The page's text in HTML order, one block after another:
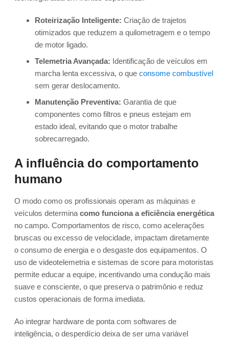
Roteirização Inteligente: Criação de trajetos
otimizados que reduzem a quilometragem e o tempo
de motor ligado.
Telemetria Avançada: Identificação de veículos em
marcha lenta excessiva, o que consome combustível
sem gerar deslocamento.
Manutenção Preventiva: Garantia de que
componentes como filtros e pneus estejam em
estado ideal, evitando que o motor trabalhe
sobrecarregado.
A influência do comportamento
humano
O modo como os profissionais operam as máquinas e
veículos determina como funciona a eficiência energética
no campo. Comportamentos de risco, como acelerações
bruscas ou excesso de velocidade, impactam diretamente
o consumo de energia e o desgaste dos equipamentos. O
uso de videotelemetria e sistemas de score para motoristas
permite educar a equipe, incentivando uma condução mais
suave e consciente, o que preserva o patrimônio e reduz
custos operacionais de forma imediata.
Ao integrar hardware de ponta com softwares de
inteligência, o desperdício deixa de ser uma variável